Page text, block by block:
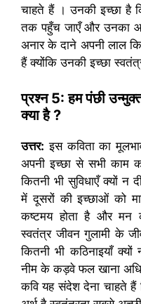
चाहते हैं । उनकी इच्छा है
तक पहुँच जाएँ और उनका
अनार के दाने अपनी लाल
हैं क्योंकि उनकी इच्छा
प्रश्न5:हम पंछी
क्या है ?
उत्तर: इस कविता का
अपनी इच्छा से सभी
कितनी भी सुविधाएँ क्यों न
में दूसरों की इच्छाओं को
कष्टमय होता है और मन
स्वतंत्र जीवन गुलामी के
कितनी भी कठिनाइयाँ
नीम के कड़वे फल खाना
कवि यह संदेश देना चाहते हैं